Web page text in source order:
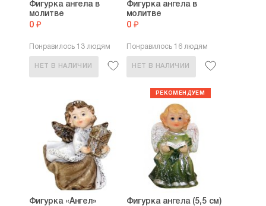
Фигурка ангела в
молитве
0 ₽
Понравилось 13 людям
НЕТ В НАЛИЧИИ
Фигурка ангела в
молитве
0 ₽
Понравилось 16 людям
НЕТ В НАЛИЧИИ
Фигурка «Ангел» Фигурка ангела (5,5 см)